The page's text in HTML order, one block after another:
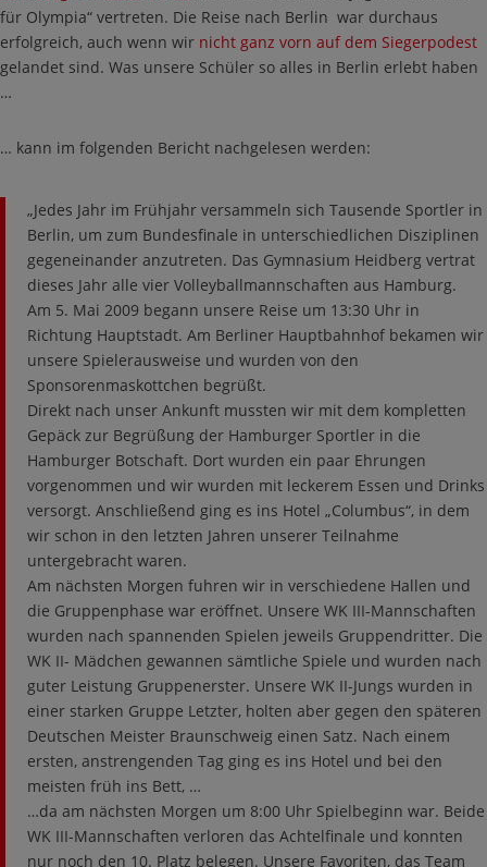
für Olympia“ vertreten. Die Reise nach Berlin war durchaus
erfolgreich, auch wenn wir nicht ganz vorn auf dem Siegerpodest
gelandet sind. Was unsere Schüler so alles in Berlin erlebt haben
…
… kann im folgenden Bericht nachgelesen werden:
„Jedes Jahr im Frühjahr versammeln sich Tausende Sportler in
Berlin, um zum Bundesfinale in unterschiedlichen Disziplinen
gegeneinander anzutreten. Das Gymnasium Heidberg vertrat
dieses Jahr alle vier Volleyballmannschaften aus Hamburg.
Am 5. Mai 2009 begann unsere Reise um 13:30 Uhr in
Richtung Hauptstadt. Am Berliner Hauptbahnhof bekamen wir
unsere Spielerausweise und wurden von den
Sponsorenmaskottchen begrüßt.
Direkt nach unser Ankunft mussten wir mit dem kompletten
Gepäck zur Begrüßung der Hamburger Sportler in die
Hamburger Botschaft. Dort wurden ein paar Ehrungen
vorgenommen und wir wurden mit leckerem Essen und Drinks
versorgt. Anschließend ging es ins Hotel „Columbus“, in dem
wir schon in den letzten Jahren unserer Teilnahme
untergebracht waren.
Am nächsten Morgen fuhren wir in verschiedene Hallen und
die Gruppenphase war eröffnet. Unsere WK III-Mannschaften
wurden nach spannenden Spielen jeweils Gruppendritter. Die
WK II- Mädchen gewannen sämtliche Spiele und wurden nach
guter Leistung Gruppenerster. Unsere WK II-Jungs wurden in
einer starken Gruppe Letzter, holten aber gegen den späteren
Deutschen Meister Braunschweig einen Satz. Nach einem
ersten, anstrengenden Tag ging es ins Hotel und bei den
meisten früh ins Bett, …
…da am nächsten Morgen um 8:00 Uhr Spielbeginn war. Beide
WK III-Mannschaften verloren das Achtelfinale und konnten
nur noch den 10. Platz belegen. Unsere Favoriten, das Team